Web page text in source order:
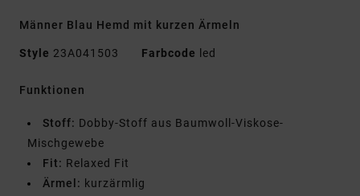
Männer Blau Hemd mit kurzen Ärmeln
Style 23A041503 Farbcode led
Funktionen
Stoff: Dobby-Stoff aus Baumwoll-Viskose-
Mischgewebe
Fit: Relaxed Fit
Ärmel: kurzärmlig